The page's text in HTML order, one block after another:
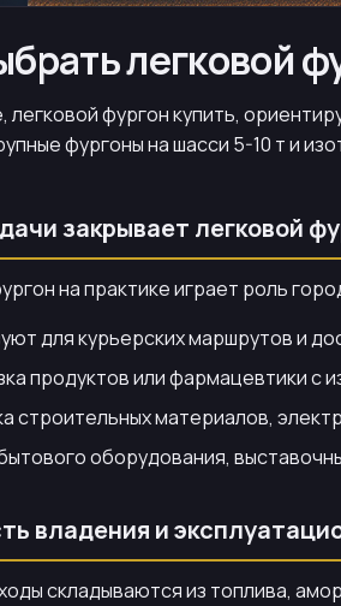
легковой
легковой фургон купить,
фургоны на шасси 5-10 т и
закрывает легковой
на практике играет роль
для курьерских маршрутов и
продуктов или фармацевтики с
строительных материалов,
оборудования,
владения и
складываются из топлива,